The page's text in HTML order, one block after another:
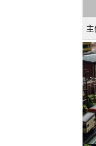
功能
运动
家
掉不想要的元素
图进行二次修改
化
主